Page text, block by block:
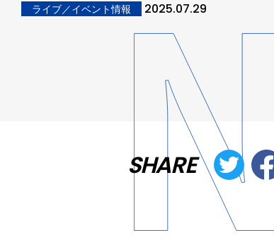
ライブ／イベント情報 2025.07.29
SHARE